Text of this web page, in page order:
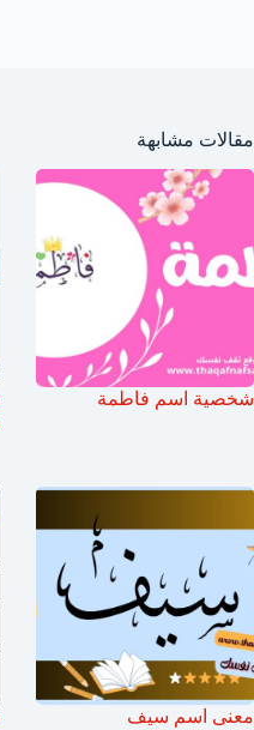
مقالات مشابهة
شخصية اسم فاطمة
معنى اسم سيف